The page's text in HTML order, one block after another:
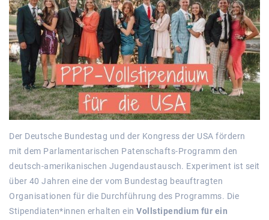
Der Deutsche Bundestag und der Kongress der USA fördern
mit dem Parlamentarischen Patenschafts-Programm den
deutsch-amerikanischen Jugendaustausch. Experiment ist seit
über 40 Jahren eine der vom Bundestag beauftragten
Organisationen für die Durchführung des Programms. Die
Stipendiaten*innen erhalten ein Vollstipendium für ein